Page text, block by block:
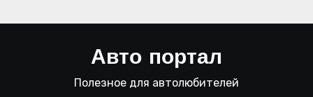
Авто портал
Полезное для автолюбителей